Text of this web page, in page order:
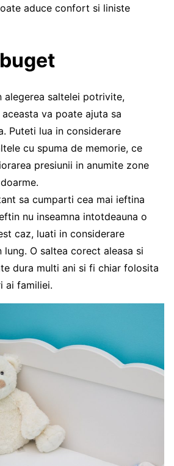
aduce confort si liniste
alegerea saltelei potrivite,
va poate ajuta sa
Puteti lua in considerare
cu spuma de memorie, ce
presiunii in anumite zone
sa cumparti cea mai ieftina
nu inseamna intotdeauna o
caz, luati in considerare
O saltea corect aleasa si
dura multi ani si fi chiar folosita
ai familiei.